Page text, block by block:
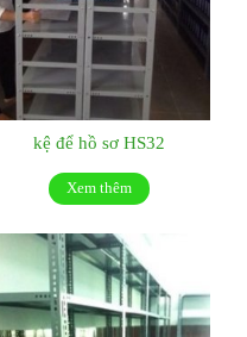
kệ để hồ sơ HS32
Xem thêm